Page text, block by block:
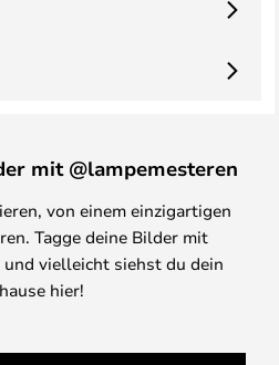
mit @lampemesteren
von einem einzigartigen
Tagge deine Bilder mit
und vielleicht siehst du dein
hier!